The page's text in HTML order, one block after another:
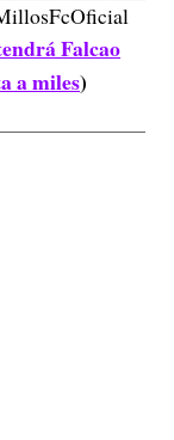
Falcao
a miles)